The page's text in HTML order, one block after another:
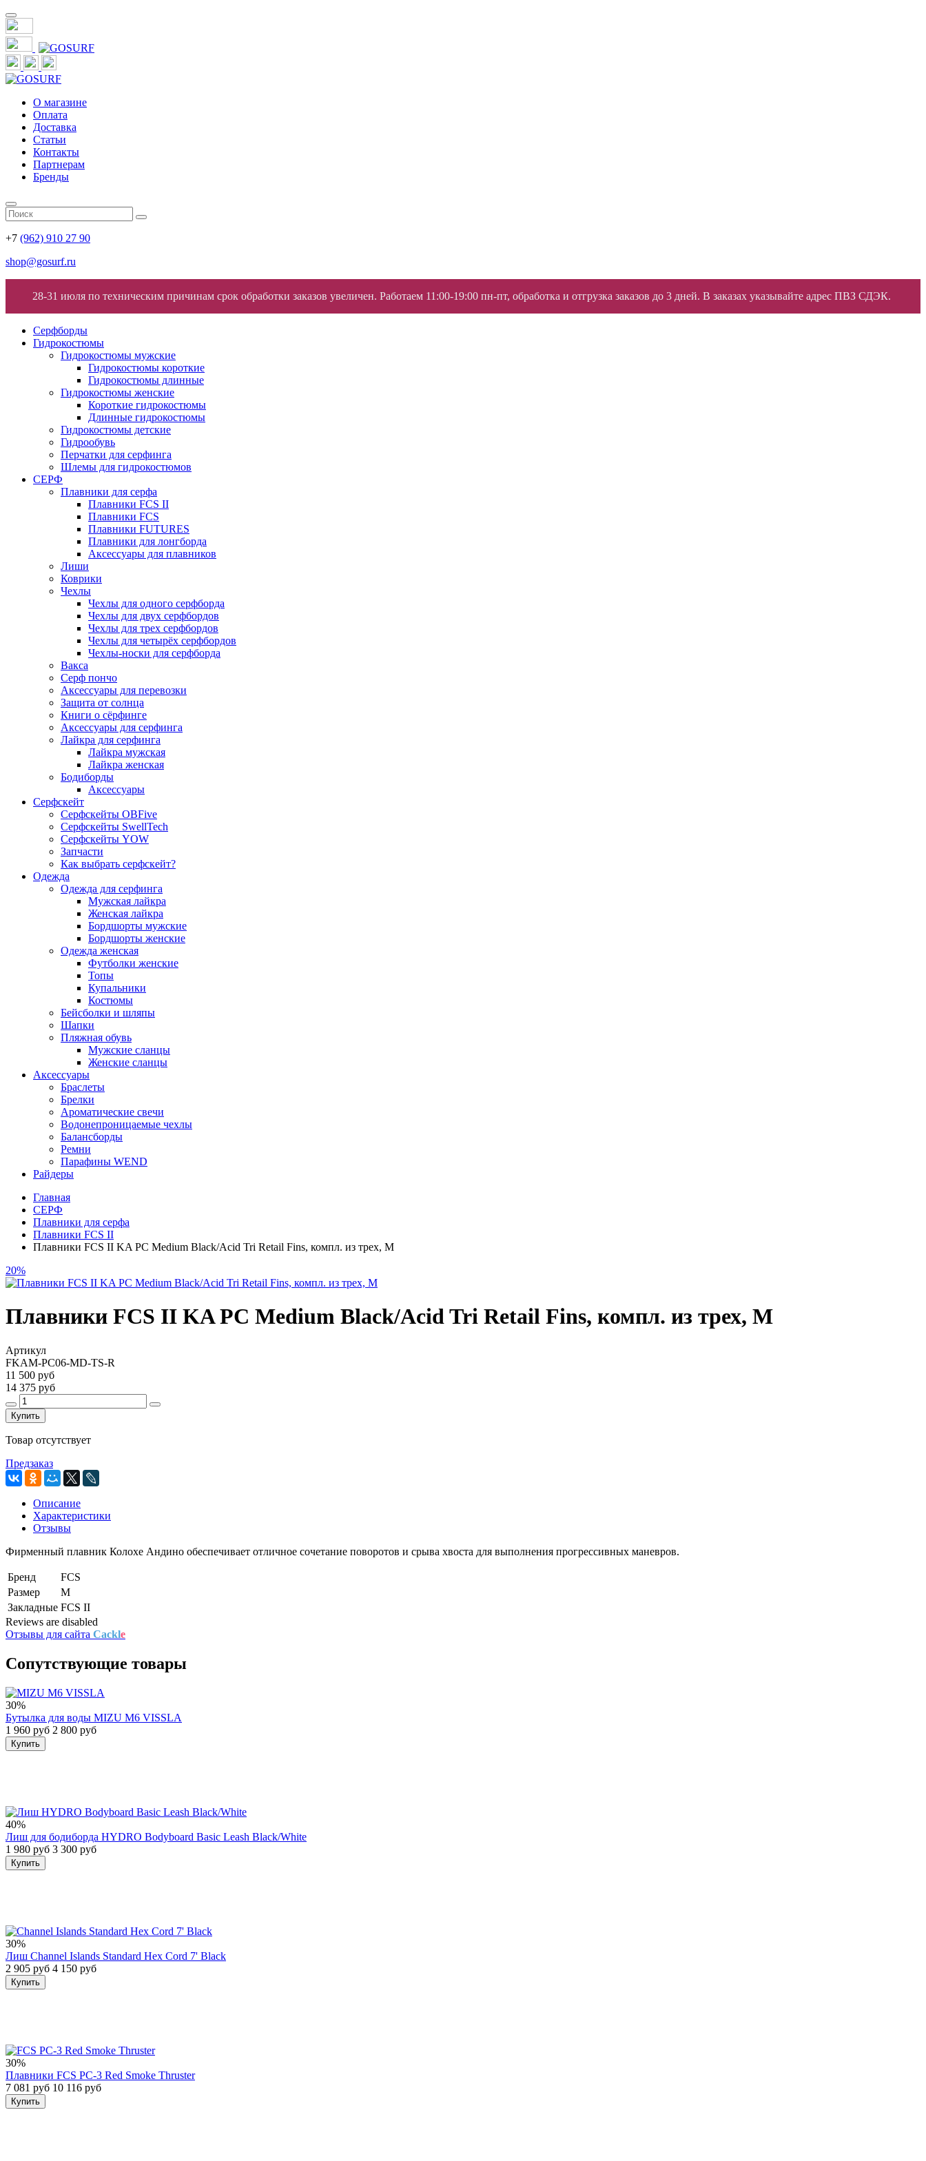
О магазине
Оплата
Доставка
Статьи
Контакты
Партнерам
Бренды
+7 (962) 910 27 90
shop@gosurf.ru
28-31 июля по техническим причинам срок обработки заказов увеличен. Работаем 11:00-19:00 пн-пт, обработка и отгрузка заказов до 3 дней. В заказах указывайте адрес ПВЗ СДЭК.
Серфборды
Гидрокостюмы
Гидрокостюмы мужские
Гидрокостюмы короткие
Гидрокостюмы длинные
Гидрокостюмы женские
Короткие гидрокостюмы
Длинные гидрокостюмы
Гидрокостюмы детские
Гидрообувь
Перчатки для серфинга
Шлемы для гидрокостюмов
СЕРФ
Плавники для серфа
Плавники FCS II
Плавники FCS
Плавники FUTURES
Плавники для лонгборда
Аксессуары для плавников
Лиши
Коврики
Чехлы
Чехлы для одного серфборда
Чехлы для двух серфбордов
Чехлы для трех серфбордов
Чехлы для четырёх серфбордов
Чехлы-носки для серфборда
Вакса
Серф пончо
Аксессуары для перевозки
Защита от солнца
Книги о сёрфинге
Аксессуары для серфинга
Лайкра для серфинга
Лайкра мужская
Лайкра женская
Бодиборды
Аксессуары
Серфскейт
Серфскейты OBFive
Серфскейты SwellTech
Серфскейты YOW
Запчасти
Как выбрать серфскейт?
Одежда
Одежда для серфинга
Мужская лайкра
Женская лайкра
Бордшорты мужские
Бордшорты женские
Одежда женская
Футболки женские
Топы
Купальники
Костюмы
Бейсболки и шляпы
Шапки
Пляжная обувь
Мужские сланцы
Женские сланцы
Аксессуары
Браслеты
Брелки
Ароматические свечи
Водонепроницаемые чехлы
Балансборды
Ремни
Парафины WEND
Райдеры
Главная
СЕРФ
Плавники для серфа
Плавники FCS II
Плавники FCS II KA PC Medium Black/Acid Tri Retail Fins, компл. из трех, M
20%
Плавники FCS II KA PC Medium Black/Acid Tri Retail Fins, компл. из трех, M
Артикул
FKAM-PC06-MD-TS-R
11 500 руб
14 375 руб
Купить
Товар отсутствует
Предзаказ
Описание
Характеристики
Отзывы
Фирменный плавник Колохе Андино обеспечивает отличное сочетание поворотов и срыва хвоста для выполнения прогрессивных маневров.
Бренд
FCS
Размер
M
Закладные FCS II
Reviews are disabled
Отзывы для сайта Cackle
Сопутствующие товары
30%
Бутылка для воды MIZU M6 VISSLA
1 960 руб 2 800 руб
Купить
40%
Лиш для бодиборда HYDRO Bodyboard Basic Leash Black/White
1 980 руб 3 300 руб
Купить
30%
Лиш Channel Islands Standard Hex Cord 7' Black
2 905 руб 4 150 руб
Купить
30%
Плавники FCS PC-3 Red Smoke Thruster
7 081 руб 10 116 руб
Купить